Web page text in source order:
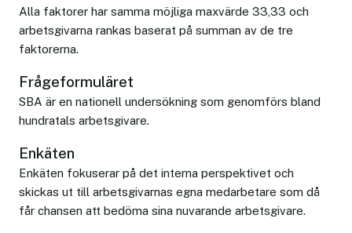
Alla faktorer har samma möjliga maxvärde 33,33 och
arbetsgivarna rankas baserat på summan av de tre
faktorerna.
Frågeformuläret
SBA är en nationell undersökning som genomförs bland
hundratals arbetsgivare.
Enkäten
Enkäten fokuserar på det interna perspektivet och
skickas ut till arbetsgivarnas egna medarbetare som då
får chansen att bedöma sina nuvarande arbetsgivare.